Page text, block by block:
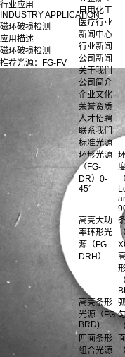
日用化工
医疗行业
新闻中心
行业新闻
公司新闻
关于我们
公司简介
企业文化
荣誉资质
人才招聘
联系我们
标准光源
环形光源
（FG-
DR）0-
45°
高亮大功
率环形光
源（FG-
DRH）
高亮条形
光源（FG-
BRD)
四面条形
组合光源
行业应用
INDUSTRY APPLICATION
磁环破损检测
应用描述
磁环破损检测
推荐光源：FG-FV